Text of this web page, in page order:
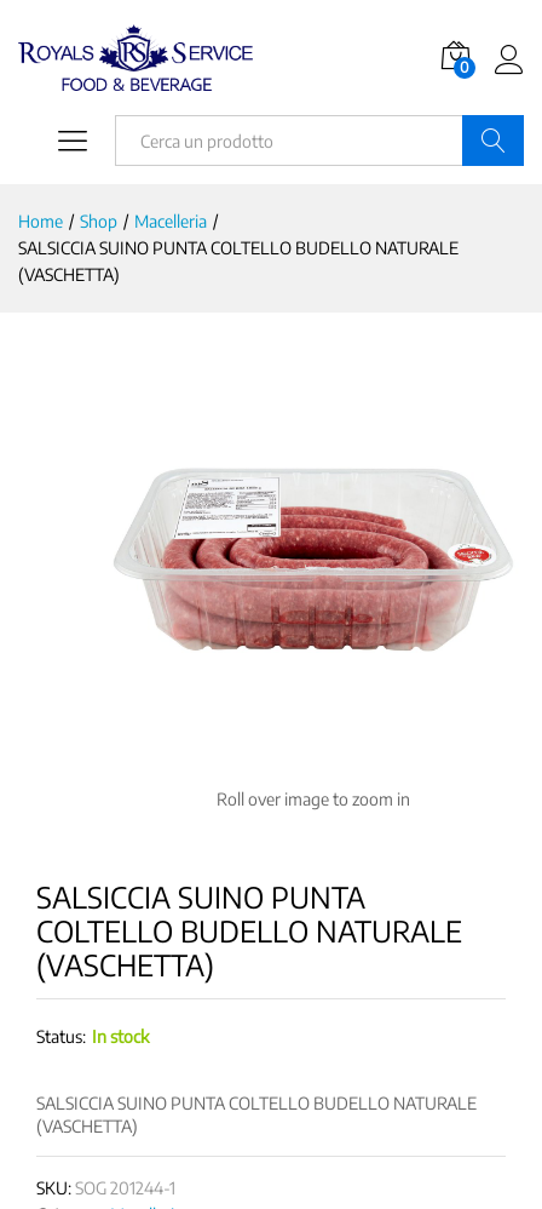
0
Home / Shop / Macelleria /
SALSICCIA SUINO PUNTA COLTELLO BUDELLO NATURALE
(VASCHETTA)
Roll over image to zoom in
SALSICCIA SUINO PUNTA
COLTELLO BUDELLO NATURALE
(VASCHETTA)
Status: In stock
SALSICCIA SUINO PUNTA COLTELLO BUDELLO NATURALE
(VASCHETTA)
SKU:SOG 201244-1